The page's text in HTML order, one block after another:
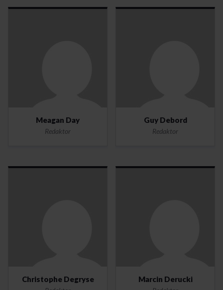
Meagan Day
Redaktor
Guy Debord
Redaktor
Christophe Degryse Marcin Derucki